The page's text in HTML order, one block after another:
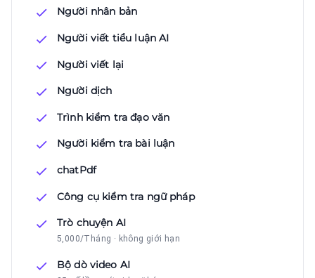
Người nhân bản
Người viết tiểu luận AI
Người viết lại
Người dịch
Trình kiểm tra đạo văn
Người kiểm tra bài luận
chatPdf
Công cụ kiểm tra ngữ pháp
Trò chuyện AI
5,000/Tháng · không giới hạn
Bộ dò video AI